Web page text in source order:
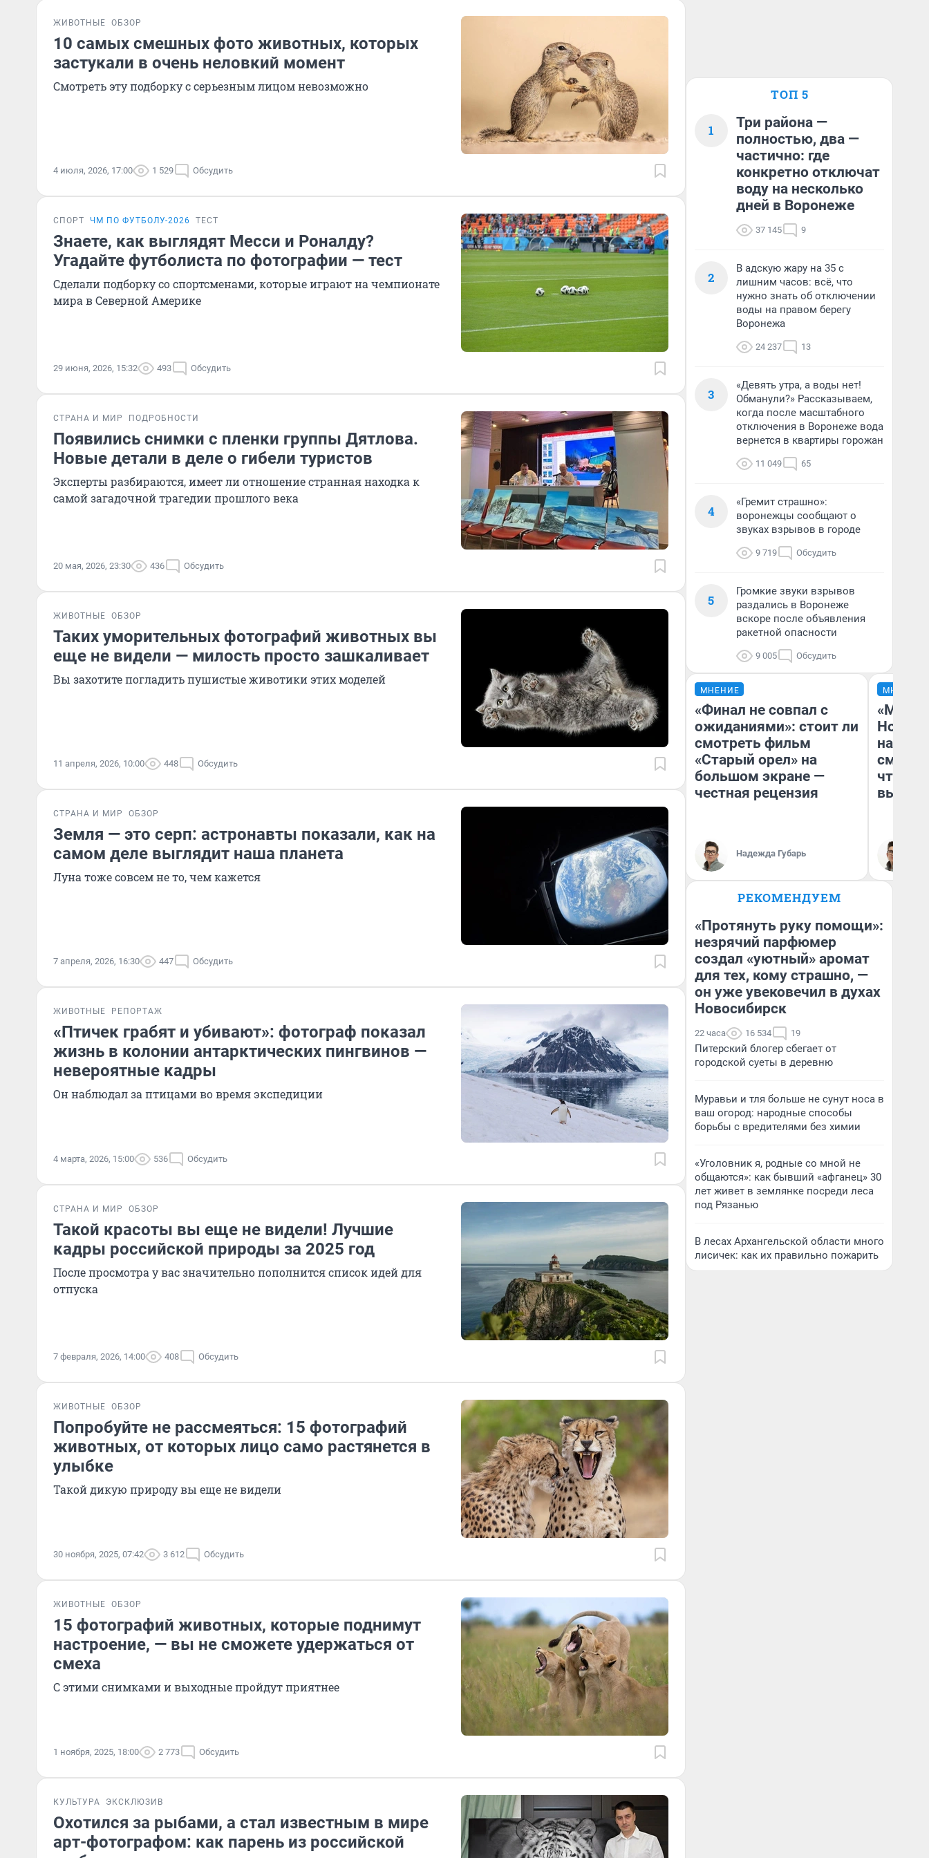
ЖИВОТНЫЕ ОБЗОР
10 самых смешных фото животных, которых
застукали в очень неловкий момент
Смотреть эту подборку с серьезным лицом невозможно
4 июля, 2026, 17:00 1 529 Обсудить
СПОРТ ЧМ ПО ФУТБОЛУ-2026 ТЕСТ
Знаете, как выглядят Месси и Роналду?
Угадайте футболиста по фотографии — тест
Сделали подборку со спортсменами, которые играют на чемпионате
мира в Северной Америке
29 июня, 2026, 15:32 493 Обсудить
СТРАНА И МИР ПОДРОБНОСТИ
Появились снимки с пленки группы Дятлова.
Новые детали в деле о гибели туристов
Эксперты разбираются, имеет ли отношение странная находка к
самой загадочной трагедии прошлого века
20 мая, 2026, 23:30 436 Обсудить
ЖИВОТНЫЕ ОБЗОР
Таких уморительных фотографий животных вы
еще не видели — милость просто зашкаливает
Вы захотите погладить пушистые животики этих моделей
11 апреля, 2026, 10:00 448 Обсудить
СТРАНА И МИР ОБЗОР
Земля — это серп: астронавты показали, как на
самом деле выглядит наша планета
Луна тоже совсем не то, чем кажется
7 апреля, 2026, 16:30 447 Обсудить
ЖИВОТНЫЕ РЕПОРТАЖ
«Птичек грабят и убивают»: фотограф показал
жизнь в колонии антарктических пингвинов —
невероятные кадры
Он наблюдал за птицами во время экспедиции
4 марта, 2026, 15:00 536 Обсудить
СТРАНА И МИР ОБЗОР
Такой красоты вы еще не видели! Лучшие
кадры российской природы за 2025 год
После просмотра у вас значительно пополнится список идей для
отпуска
7 февраля, 2026, 14:00 408 Обсудить
ЖИВОТНЫЕ ОБЗОР
Попробуйте не рассмеяться: 15 фотографий
животных, от которых лицо само растянется в
улыбке
Такой дикую природу вы еще не видели
30 ноября, 2025, 07:42 3 612 Обсудить
ЖИВОТНЫЕ ОБЗОР
15 фотографий животных, которые поднимут
настроение, — вы не сможете удержаться от
смеха
С этими снимками и выходные пройдут приятнее
1 ноября, 2025, 18:00 2 773 Обсудить
КУЛЬТУРА ЭКСКЛЮЗИВ
Охотился за рыбами, а стал известным в мире
арт-фотографом: как парень из российской
ТОП 5
1
Три района —
полностью, два —
частично: где
конкретно отключат
воду на несколько
дней в Воронеже
37 145 9
2
В адскую жару на 35 с
лишним часов: всё, что
нужно знать об отключении
воды на правом берегу
Воронежа
24 237 13
3
«Девять утра, а воды нет!
Обманули?» Рассказываем,
когда после масштабного
отключения в Воронеже вода
вернется в квартиры горожан
11 049 65
4
«Гремит страшно»:
воронежцы сообщают о
звуках взрывов в городе
9 719 Обсудить
5
Громкие звуки взрывов
раздались в Воронеже
вскоре после объявления
ракетной опасности
9 005 Обсудить
МНЕНИЕ
«Финал не совпал с
ожиданиями»: стоит ли
смотреть фильм
«Старый орел» на
большом экране —
честная рецензия
Надежда Губарь
МНЕНИЕ
«Мы
чтобы
РЕКОМЕНДУЕМ
«Протянуть руку помощи»:
незрячий парфюмер
создал «уютный» аромат
для тех, кому страшно, —
он уже увековечил в духах
Новосибирск
22 часа 16 534 19
Питерский блогер сбегает от
городской суеты в деревню
Муравьи и тля больше не сунут носа в
ваш огород: народные способы
борьбы с вредителями без химии
«Уголовник я, родные со мной не
общаются»: как бывший «афганец» 30
лет живет в землянке посреди леса
под Рязанью
В лесах Архангельской области много
лисичек: как их правильно пожарить